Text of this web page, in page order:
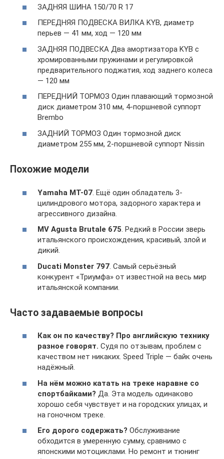
ЗАДНЯЯ ШИНА 150/70 R 17
ПЕРЕДНЯЯ ПОДВЕСКА ВИЛКА KYB, диаметр
перьев — 41 мм, ход — 120 мм
ЗАДНЯЯ ПОДВЕСКА Два амортизатора KYB с
хромированными пружинами и регулировкой
предварительного поджатия, ход заднего колеса
— 120 мм
ПЕРЕДНИЙ ТОРМОЗ Один плавающий тормозной
диск диаметром 310 мм, 4-поршневой суппорт
Brembo
ЗАДНИЙ ТОРМОЗ Один тормозной диск
диаметром 255 мм, 2-поршневой суппорт Nissin
Похожие модели
Yamaha MT-07 . Ещё один обладатель 3-
цилиндрового мотора, задорного характера и
агрессивного дизайна.
MV Agusta Brutale 675. Редкий в России зверь
итальянского происхождения, красивый, злой и
дикий.
Ducati Monster 797 . Самый серьёзный
конкурент «Триумфа» от известной на весь мир
итальянской компании.
Часто задаваемые вопросы
Как он по качеству? Про английскую технику
разное говорят. Судя по отзывам, проблем с
качеством нет никаких. Speed Triple — байк очень
надёжный.
На нём можно катать на треке наравне со
спортбайками? Да. Эта модель одинаково
хорошо себя чувствует и на городских улицах, и
на гоночном треке.
Его дорого содержать? Обслуживание
обходится в умеренную сумму, сравнимо с
японскими мотоциклами. Но ремонт и тюнинг